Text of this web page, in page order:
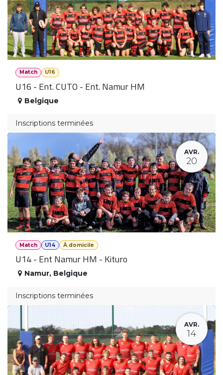
Match U16
U16 - Ent. CUTO - Ent. Namur HM
Belgique
Inscriptions terminées
AVR.
20
Match U14 À domicile
U14 - Ent Namur HM - Kituro
Namur, Belgique
Inscriptions terminées
AVR.
14